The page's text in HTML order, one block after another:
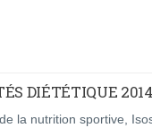
DIÉTÉTIQUE 2014
la nutrition sportive,